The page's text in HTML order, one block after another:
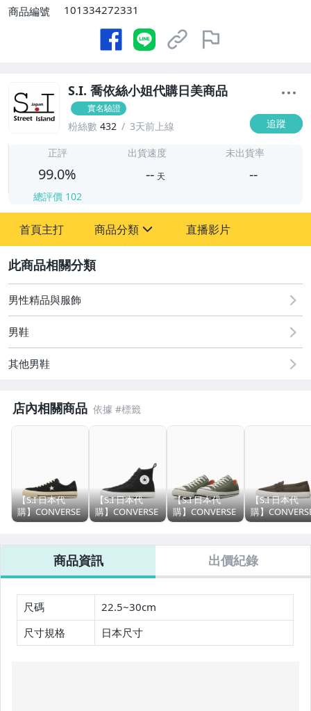
商品編號
101334272331
S.I. 喬依絲小姐代購日美商品
實名驗證
粉絲數 432 3天前上線 追蹤
正評
99.0%
總評價 102
出貨速度
-- 天
未出貨率
--
首頁主打 商品分類
男性精品與服飾
直播影片
男性精品與服飾
男鞋
其他男鞋
店內相關商品
【S.I 日本代
購】CONVERSE
japan CLASSIC
ONE STAR
AGED SUEDE
【S.I 日本代
購】CONVERSE
japan ALL STAR
【S.I 日本代
購】CONVERSE
japan ALL STAR
【S.I 日本代
購】
japan CLASSIC
CXP LOAFER
商品資訊 出價紀錄
尺碼
22.5~30cm
尺寸規格
日本尺寸